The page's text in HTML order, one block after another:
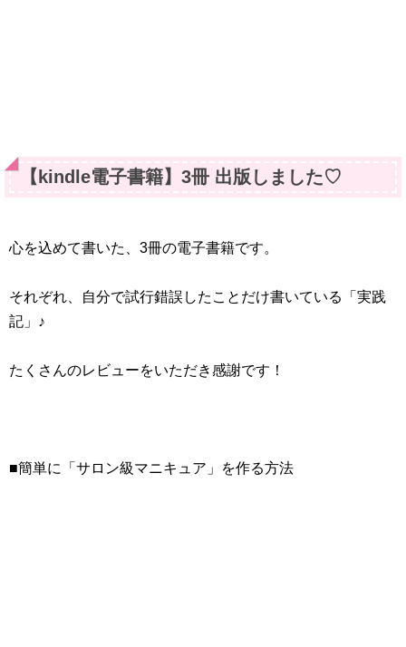
【kindle電子書籍】3冊 出版しました♡
心を込めて書いた、3冊の電子書籍です。
それぞれ、自分で試行錯誤したことだけ書いている「実践
記」♪
たくさんのレビューをいただき感謝です！
■簡単に「サロン級マニキュア」を作る方法